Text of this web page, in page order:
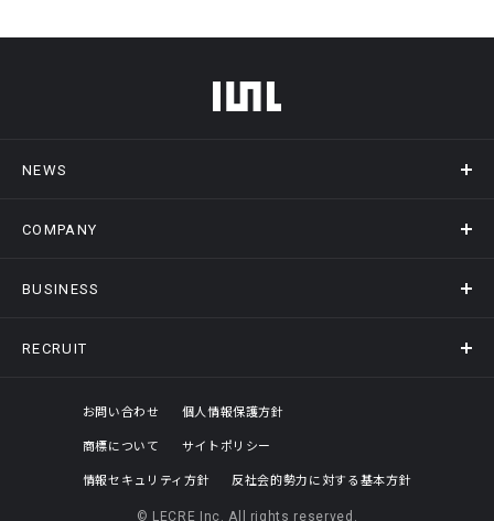
フッターメニュー
NEWS
ニュース
COMPANY
会社概要
オフィスギャラリー
BUSINESS
事業情報トップ
RECRUIT
採用情報トップ
評価制度
お問い合わせ
個人情報保護方針
商標について
サイトポリシー
情報セキュリティ方針
反社会的勢力に対する基本方針
© LECRE Inc. All rights reserved.